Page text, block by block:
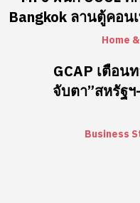
Bangkok ลานตู้คอน
Home
GCAP เตือน
จับตา”สหรัฐ
Business